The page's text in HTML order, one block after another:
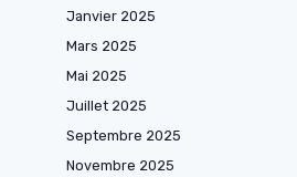
Janvier 2025
Mars 2025
Mai 2025
Juillet 2025
Septembre 2025
Novembre 2025